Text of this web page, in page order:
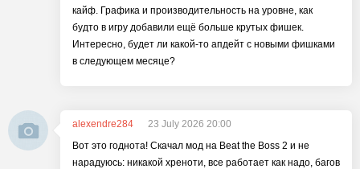
кайф. Графика и производительность на уровне, как
будто в игру добавили ещё больше крутых фишек.
Интересно, будет ли какой-то апдейт с новыми фишками
в следующем месяце?
alexendre284
23 July 2026 20:00
Вот это годнота! Скачал мод на Beat the Boss 2 и не
нарадуюсь: никакой хреноти, все работает как надо, багов